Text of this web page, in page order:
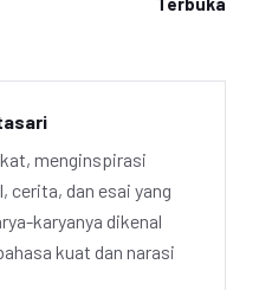
menginspirasi
cerita, dan esai yang
karyanya dikenal
kuat dan narasi